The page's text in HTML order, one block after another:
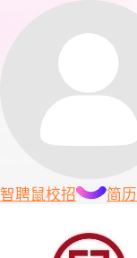
智聘鼠校招 简历